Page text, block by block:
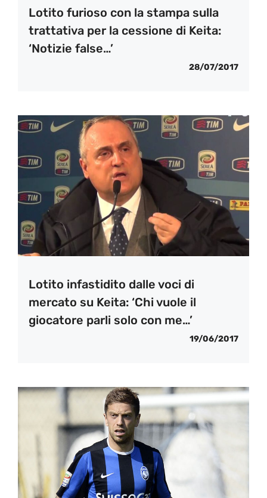
Lotito furioso con la stampa sulla
trattativa per la cessione di Keita:
‘Notizie false…’
28/07/2017
Lotito infastidito dalle voci di
mercato su Keita: ‘Chi vuole il
giocatore parli solo con me…’
19/06/2017